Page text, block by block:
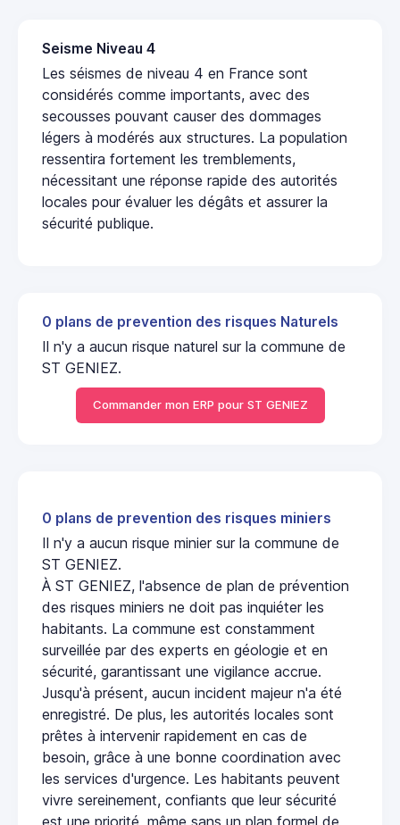
Seisme Niveau 4
Les séismes de niveau 4 en France sont
considérés comme importants, avec des
secousses pouvant causer des dommages
légers à modérés aux structures. La population
ressentira fortement les tremblements,
nécessitant une réponse rapide des autorités
locales pour évaluer les dégâts et assurer la
sécurité publique.
0 plans de prevention des risques Naturels
Il n'y a aucun risque naturel sur la commune de
ST GENIEZ.
Commander mon ERP pour ST GENIEZ
0 plans de prevention des risques miniers
Il n'y a aucun risque minier sur la commune de
ST GENIEZ.
À ST GENIEZ, l'absence de plan de prévention
des risques miniers ne doit pas inquiéter les
habitants. La commune est constamment
surveillée par des experts en géologie et en
sécurité, garantissant une vigilance accrue.
Jusqu'à présent, aucun incident majeur n'a été
enregistré. De plus, les autorités locales sont
prêtes à intervenir rapidement en cas de
besoin, grâce à une bonne coordination avec
les services d'urgence. Les habitants peuvent
vivre sereinement, confiants que leur sécurité
est une priorité, même sans un plan formel de